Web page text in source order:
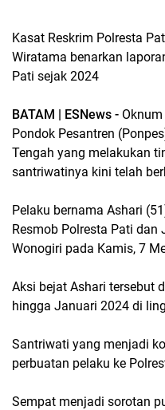
Kasat Reskrim Polresta
Wiratama benarkan
Pati sejak 2024
BATAM | ESNews -
Pondok Pesantren
Tengah yang melakukan
santriwatinya kini telah
Pelaku bernama Ashari
Resmob Polresta Pati
Wonogiri pada Kamis, 7
Aksi bejat Ashari tersebut
hingga Januari 2024 di
Santriwati yang menjadi
perbuatan pelaku ke
Sempat menjadi sorotan